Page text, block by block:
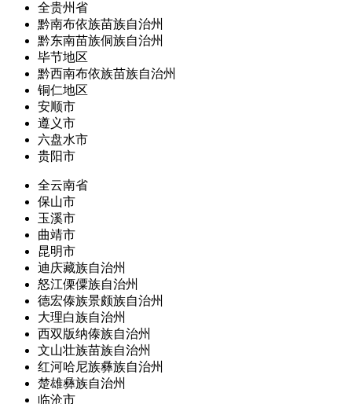
全贵州省
黔南布依族苗族自治州
黔东南苗族侗族自治州
毕节地区
黔西南布依族苗族自治州
铜仁地区
安顺市
遵义市
六盘水市
贵阳市
全云南省
保山市
玉溪市
曲靖市
昆明市
迪庆藏族自治州
怒江傈僳族自治州
德宏傣族景颇族自治州
大理白族自治州
西双版纳傣族自治州
文山壮族苗族自治州
红河哈尼族彝族自治州
楚雄彝族自治州
临沧市